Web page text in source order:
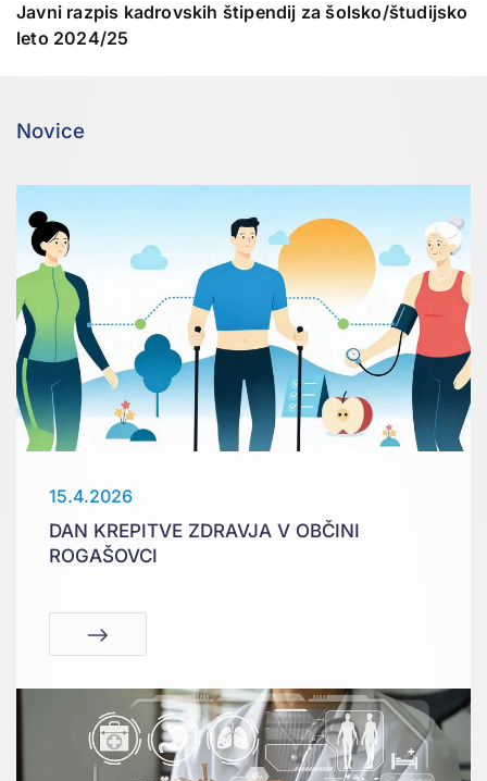
Javni razpis kadrovskih štipendij za šolsko/študijsko
leto 2024/25
Novice
15.4.2026
DAN KREPITVE ZDRAVJA V OBČINI
ROGAŠOVCI